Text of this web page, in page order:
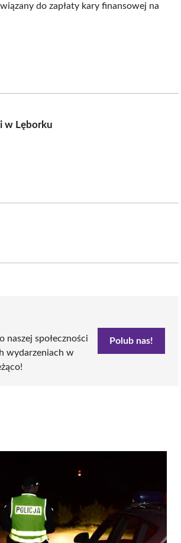
do zapłaty kary finansowej na
w Lęborku
naszej społeczności
wydarzeniach w
Polub nas!